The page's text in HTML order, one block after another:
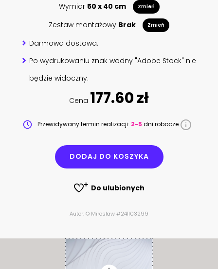
Wymiar 50 x 40 cm Zmień
Zestaw montażowy Brak Zmień
Darmowa dostawa.
Po wydrukowaniu znak wodny "Adobe Stock" nie
będzie widoczny.
Cena 177.60 zł
Przewidywany termin realizacji: 2-5 dni robocze
DODAJ DO KOSZYKA
Do ulubionych
Autor: © Miroslaw #241103299